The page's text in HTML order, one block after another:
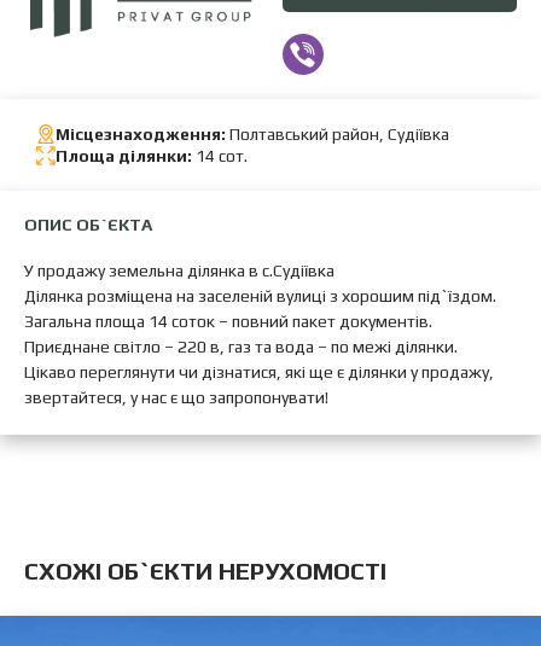
Місцезнаходження: Полтавський район, Судіївка
Площа ділянки: 14 сот.
ОПИС ОБ`ЄКТА
У продажу земельна ділянка в с.Судіївка
Ділянка розміщена на заселеній вулиці з хорошим під`їздом.
Загальна площа 14 соток – повний пакет документів.
Приєднане світло – 220 в, газ та вода – по межі ділянки.
Цікаво переглянути чи дізнатися, які ще є ділянки у продажу,
звертайтеся, у нас є що запропонувати!
CХОЖІ ОБ`ЄКТИ НЕРУХОМОСТІ